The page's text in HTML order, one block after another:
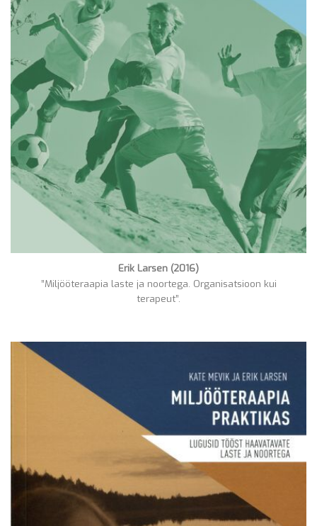
Erik Larsen (2016)
”Miljööteraapia laste ja noortega. Organisatsioon kui
terapeut”.